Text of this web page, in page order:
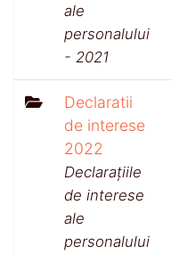
ale
personalului
- 2021
Declaratii
de interese
2022
Declarațiile
de interese
ale
personalului